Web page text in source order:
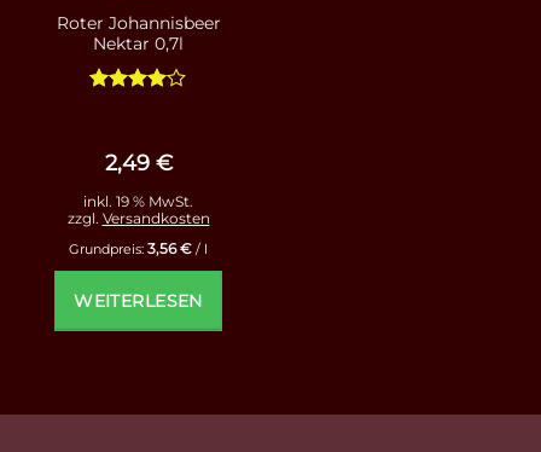
Roter Johannisbeer
Nektar 0,7l
2,49 €
inkl. 19 % MwSt.
zzgl. Versandkosten
Grundpreis: 3,56€ / l
WEITERLESEN